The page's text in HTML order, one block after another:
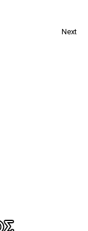
Next